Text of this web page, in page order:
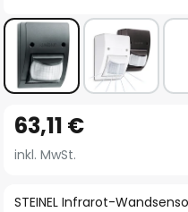
Anfang
der
springen
STEINEL Infrarot-
63,11 €
inkl. MwSt.